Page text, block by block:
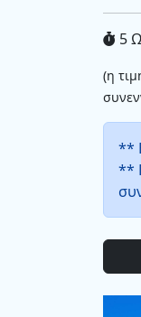
5
(η
**
**